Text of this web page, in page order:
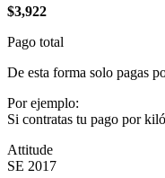
$3,922
Pago total
De esta forma solo pagas
Por ejemplo:
Si contratas tu pago por
Attitude
SE 2017